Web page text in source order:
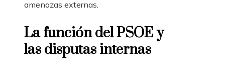
amenazas externas.
La función del PSOE y
las disputas internas